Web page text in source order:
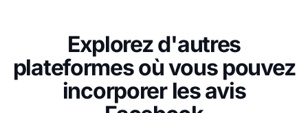
Explorez d'autres
plateformes où vous pouvez
incorporer les avis